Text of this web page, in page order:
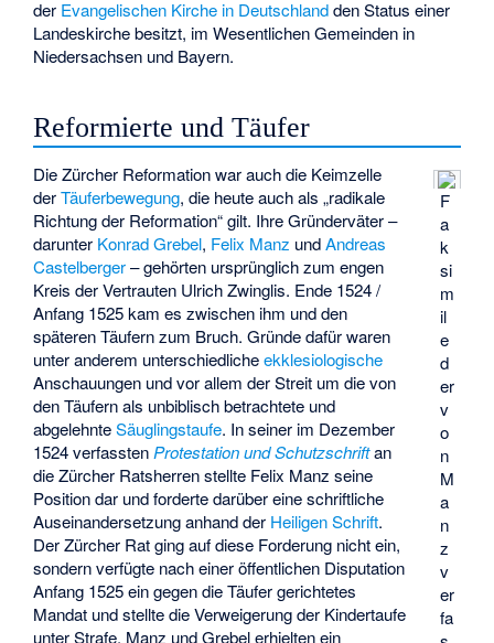
der Evangelischen Kirche in Deutschlandden Status einer
Landeskirche besitzt, im Wesentlichen Gemeinden in
Niedersachsen und Bayern.
Reformierte und Täufer
F
a
k
si
m
il
e
d
er
v
o
n
M
a
n
z
v
er
fa
Die Zürcher Reformation war auch die Keimzelle
derTäuferbewegung, die heute auch als „radikale
Richtung der Reformation“ gilt. Ihre Gründerväter –
darunter Konrad Grebel, Felix Manz undAndreas
Castelberger– gehörten ursprünglich zum engen
Kreis der Vertrauten Ulrich Zwinglis. Ende 1524 /
Anfang 1525 kam es zwischen ihm und den
späteren Täufern zum Bruch. Gründe dafür waren
unter anderem unterschiedlicheekklesiologische
Anschauungen und vor allem der Streit um die von
den Täufern als unbiblisch betrachtete und
abgelehnteSäuglingstaufe. In seiner im Dezember
1524 verfasstenProtestation und Schutzschriftan
die Zürcher Ratsherren stellte Felix Manz seine
Position dar und forderte darüber eine schriftliche
Auseinandersetzung anhand der Heiligen Schrift.
Der Zürcher Rat ging auf diese Forderung nicht ein,
sondern verfügte nach einer öffentlichen Disputation
Anfang 1525 ein gegen die Täufer gerichtetes
Mandat und stellte die Verweigerung der Kindertaufe
unter Strafe. Manz und Grebel erhielten ein